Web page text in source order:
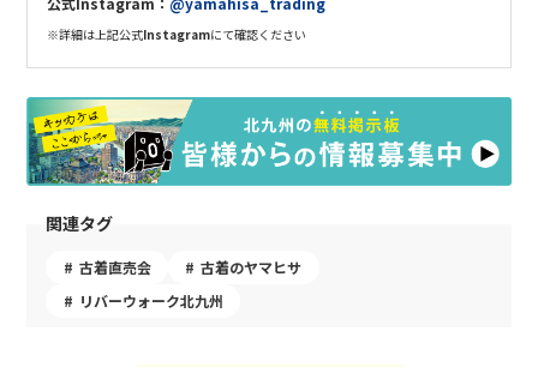
※詳細は上記公式Instagramにて確認ください
関連タグ
古着直売会
古着のヤマヒサ
リバーウォーク北九州